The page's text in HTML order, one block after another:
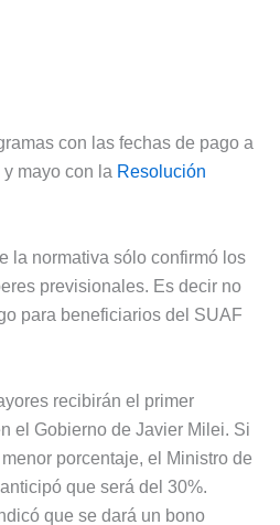
con las fechas de pago a
mayo con la Resolución
la normativa sólo confirmó los
previsionales. Es decir no
para beneficiarios del SUAF
recibirán el primer
el Gobierno de Javier Milei. Si
porcentaje, el Ministro de
que será del 30%.
que se dará un bono